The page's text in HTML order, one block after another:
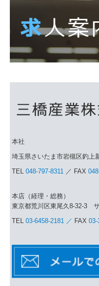
本社
埼玉県さいたま市岩槻区釣上
TEL048-797-8311 ／ FAX
本店（経理・総務）
東京都荒川区東尾久8-32-3
TEL03-6458-2181 ／ FAX03-